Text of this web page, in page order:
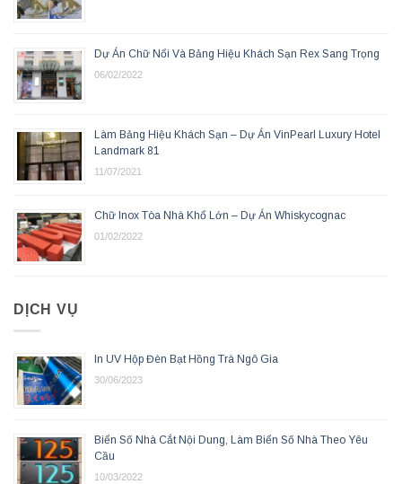
Dự Án Chữ Nổi Và Bảng Hiệu Khách Sạn Rex Sang Trọng
06/02/2022
Làm Bảng Hiệu Khách Sạn – Dự Án VinPearl Luxury Hotel
Landmark 81
11/07/2021
Chữ Inox Tòa Nhà Khổ Lớn – Dự Án Whiskycognac
01/02/2022
DỊCH VỤ
In UV Hộp Đèn Bạt Hồng Trà Ngô Gia
30/06/2023
Biển Số Nhà Cắt Nội Dung, Làm Biển Số Nhà Theo Yêu
Cầu
10/03/2022